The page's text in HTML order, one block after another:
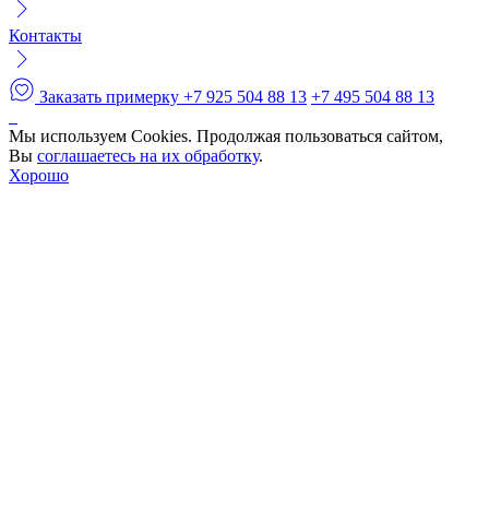
Контакты
Заказать примерку +7 925 504 88 13 +7 495 504 88 13
Мы используем Cookies. Продолжая пользоваться сайтом,
Вы соглашаетесь на их обработку.
Хорошо